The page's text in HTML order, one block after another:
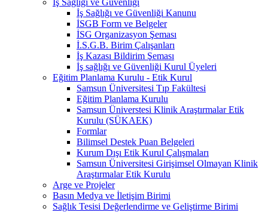
İş Sağlığı ve Güvenliği Kanunu
İSGB Form ve Belgeler
İSG Organizasyon Şeması
İ.S.G.B. Birim Çalışanları
İş Kazası Bildirim Şeması
İş sağlığı ve Güvenliği Kurul Üyeleri
Eğitim Planlama Kurulu - Etik Kurul
Samsun Üniversitesi Tıp Fakültesi
Eğitim Planlama Kurulu
Samsun Üniverstesi Klinik Araştırmalar Etik
Kurulu (SÜKAEK)
Formlar
Bilimsel Destek Puan Belgeleri
Kurum Dışı Etik Kurul Çalışmaları
Samsun Üniversitesi Girişimsel Olmayan Klinik
Araştırmalar Etik Kurulu
Arge ve Projeler
Basın Medya ve İletişim Birimi
Sağlık Tesisi Değerlendirme ve Geliştirme Birimi